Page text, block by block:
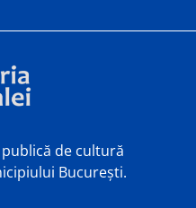
de cultură
București.